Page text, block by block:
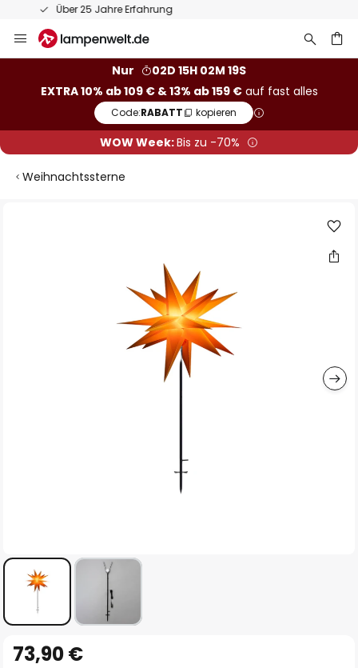
50 Tage kostenlose Retoure
Inhalt
Nur
02D 15H 02M 19S
EXTRA 10% ab 109 € & 13% ab 159 €auf fast alles
Code:RABATT kopieren
WOW Week:Bis zu -70%
Weihnachtssterne
Anfang
73,90 €